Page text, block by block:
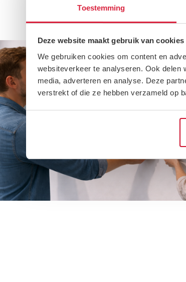
Toestemming
Deze website maakt gebruik van cookies
We gebruiken cookies om content en
websiteverkeer te analyseren. Ook
media, adverteren en analyse. Deze
verstrekt of die ze hebben verzameld op